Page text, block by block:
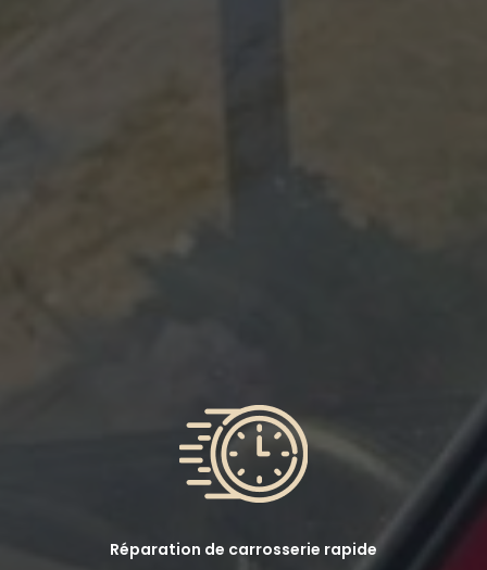
Réparation de carrosserie rapide